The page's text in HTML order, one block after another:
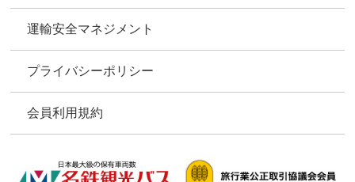
運輸安全マネジメント
プライバシーポリシー
会員利用規約